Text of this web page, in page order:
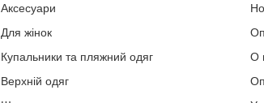
Аксесуари
Для жінок
Купальники та пляжний одяг
Верхній одяг
О